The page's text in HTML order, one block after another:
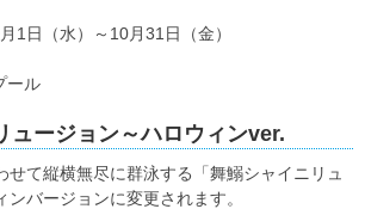
1日（水）～10月31日（金）
ール
ュージョン～ハロウィンver.
せて縦横無尽に群泳する「舞鰯シャイニリュ
バージョンに変更されます。